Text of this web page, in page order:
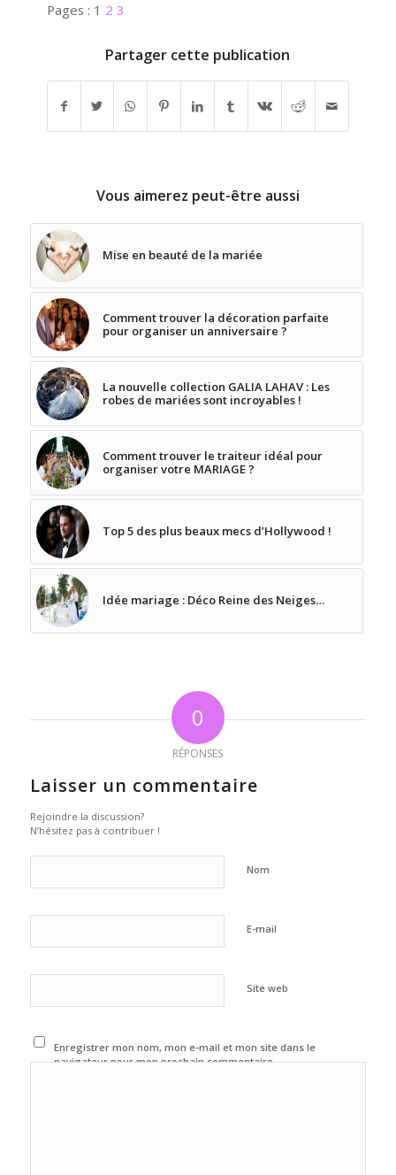
Pages : 1 2 3
Partager cette publication
Vous aimerez peut-être aussi
Mise en beauté de la mariée
Comment trouver la décoration parfaite
pour organiser un anniversaire ?
La nouvelle collection GALIA LAHAV : Les
robes de mariées sont incroyables !
Comment trouver le traiteur idéal pour
organiser votre MARIAGE ?
Top 5 des plus beaux mecs d’Hollywood !
Idée mariage : Déco Reine des Neiges…
0
RÉPONSES
Laisser un commentaire
Rejoindre la discussion?
N’hésitez pas à contribuer !
Nom
E-mail
Site web
Enregistrer mon nom, mon e-mail et mon site dans le
navigateur pour mon prochain commentaire.